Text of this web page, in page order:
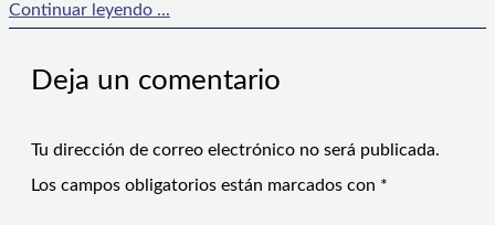
Continuar leyendo ...
Deja un comentario
Tu dirección de correo electrónico no será publicada.
Los campos obligatorios están marcados con *